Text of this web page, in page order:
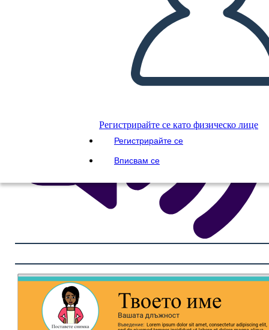
Регистрирайте се като физическо лице
Регистрирайте се
Вписвам се